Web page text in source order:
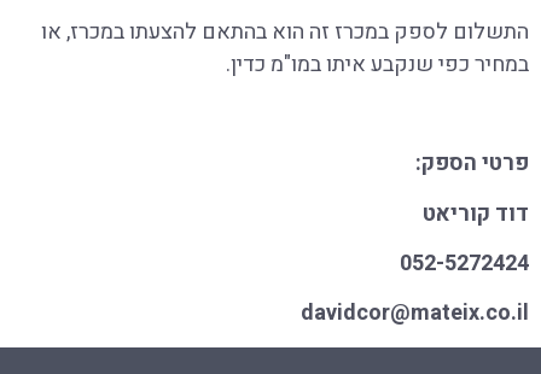
התשלום לספק במכרז זה הוא בהתאם להצעתו במכרז, או
במחיר כפי שנקבע איתו במו"מ כדין.
פרטי הספק:
דוד קוריאט
052-5272424
davidcor@mateix.co.il